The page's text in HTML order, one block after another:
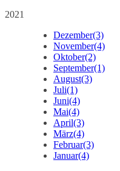
2021
Dezember(3)
November(4)
Oktober(2)
September(1)
August(3)
Juli(1)
Juni(4)
Mai(4)
April(3)
März(4)
Februar(3)
Januar(4)